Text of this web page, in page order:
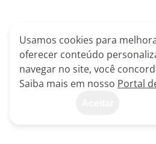
Usamos cookies para
oferecer conteúdo
navegar no site, você
Saiba mais em nosso Portal